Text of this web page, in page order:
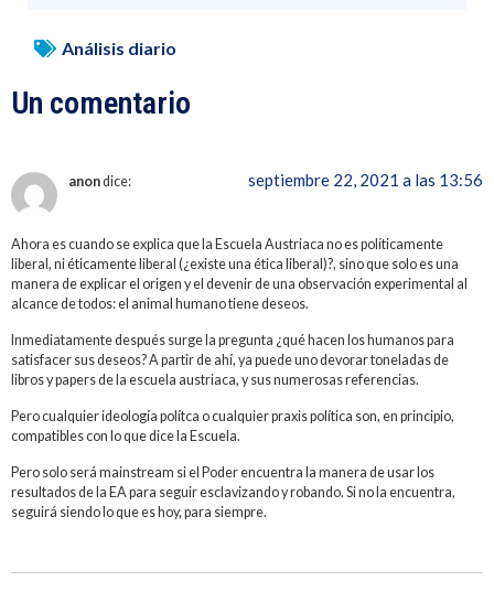
Análisis diario
Un comentario
anondice: septiembre 22, 2021 a las 13:56
Ahora es cuando se explica que la Escuela Austriaca no es políticamente
liberal, ni éticamente liberal (¿existe una ética liberal)?, sino que solo es una
manera de explicar el origen y el devenir de una observación experimental al
alcance de todos: el animal humano tiene deseos.
Inmediatamente después surge la pregunta ¿qué hacen los humanos para
satisfacer sus deseos? A partir de ahí, ya puede uno devorar toneladas de
libros y papers de la escuela austriaca, y sus numerosas referencias.
Pero cualquier ideología polítca o cualquier praxis política son, en principio,
compatibles con lo que dice la Escuela.
Pero solo será mainstream si el Poder encuentra la manera de usar los
resultados de la EA para seguir esclavizando y robando. Si no la encuentra,
seguirá siendo lo que es hoy, para siempre.